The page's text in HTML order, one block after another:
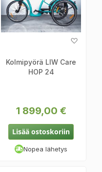
Kolmipyörä LIW Care
HOP 24
1 899,00 €
Lisää ostoskoriin
Nopea lähetys